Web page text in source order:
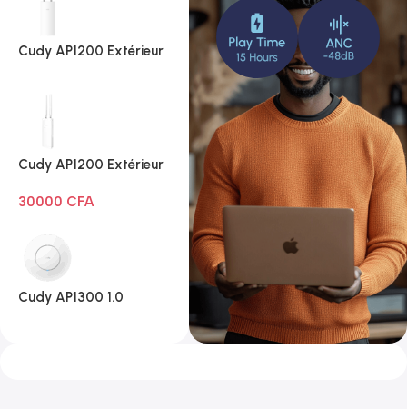
Cudy AP1200 Extérieur
Cudy AP1200 Extérieur
30000 CFA
Cudy AP1300 1.0